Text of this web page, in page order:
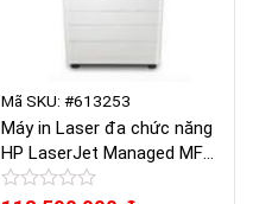
Mã SKU: #613253
Máy in Laser đa chức năng
HP LaserJet Managed MFP
E72535z